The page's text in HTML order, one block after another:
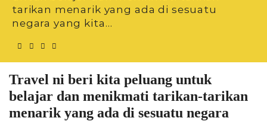
tarikan menarik yang ada di sesuatu
negara yang kita…
Travel ni beri kita peluang untuk
belajar dan menikmati tarikan-tarikan
menarik yang ada di sesuatu negara